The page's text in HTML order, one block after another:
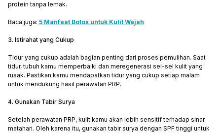
protein tanpa lemak.
Baca juga: 5 Manfaat Botox untuk Kulit Wajah
3. Istirahat yang Cukup
Tidur yang cukup adalah bagian penting dari proses pemulihan. Saat
tidur, tubuh kamu memperbaiki dan meregenerasi sel-sel kulit yang
rusak. Pastikan kamu mendapatkan tidur yang cukup setiap malam
untuk mendukung hasil perawatan PRP.
4. Gunakan Tabir Surya
Setelah perawatan PRP, kulit kamu akan lebih sensitif terhadap sinar
matahari. Oleh karena itu, gunakan tabir surya dengan SPF tinggi untuk